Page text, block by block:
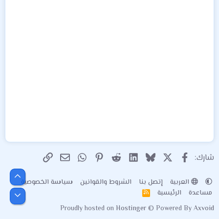
شارك: فيسبوك Bluesky
LinkedIn
Reddit
Pinterest
WhatsApp
البريد الإلكتروني
الرابط
العربية إتصل بنا الشروط والقوانين
سياسة الخصوصية
مساعدة
الرئيسية
R
S
Proudly hosted on Hostinger© Powered ByAxvoid
أعلى